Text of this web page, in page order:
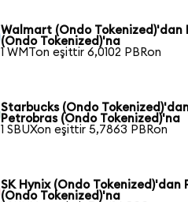
Walmart (Ondo Tokenized)'dan
(Ondo Tokenized)'na
1 WMTon eşittir 6,0102 PBRon
Starbucks (Ondo
Petrobras (Ondo Tokenized)'na
1 SBUXon eşittir 5,7863 PBRon
SK Hynix (Ondo Tokenized)'dan
(Ondo Tokenized)'na